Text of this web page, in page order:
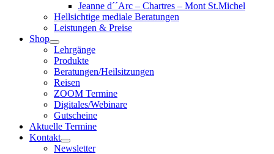
Jeanne d´´Arc – Chartres – Mont St.Michel
Hellsichtige mediale Beratungen
Leistungen & Preise
Shop
Lehrgänge
Produkte
Beratungen/Heilsitzungen
Reisen
ZOOM Termine
Digitales/Webinare
Gutscheine
Aktuelle Termine
Kontakt
Newsletter